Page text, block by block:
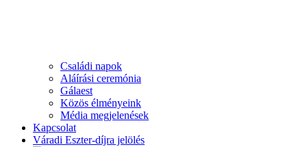
Családi napok
Aláírási ceremónia
Gálaest
Közös élményeink
Média megjelenések
Kapcsolat
Váradi Eszter-díjra jelölés